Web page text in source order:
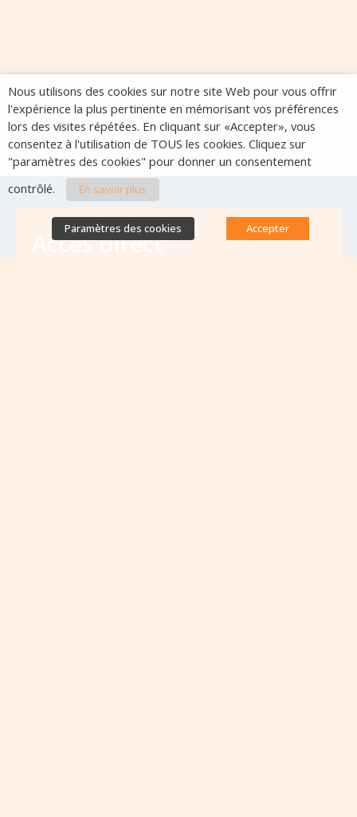
Accès direct
Nous utilisons des cookies sur notre site Web pour vous offrir
l'expérience la plus pertinente en mémorisant vos préférences
lors des visites répétées. En cliquant sur «Accepter», vous
consentez à l'utilisation de TOUS les cookies. Cliquez sur
"paramètres des cookies" pour donner un consentement
contrôlé.
En savoir plus
Paramètres des cookies Accepter